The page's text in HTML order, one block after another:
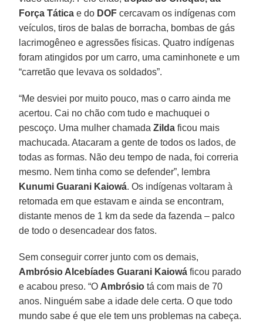
Força Tática e do DOF cercavam os indígenas com
veículos, tiros de balas de borracha, bombas de gás
lacrimogêneo e agressões físicas. Quatro indígenas
foram atingidos por um carro, uma caminhonete e um
“carretão que levava os soldados”.
“Me desviei por muito pouco, mas o carro ainda me
acertou. Cai no chão com tudo e machuquei o
pescoço. Uma mulher chamadaZilda ficou mais
machucada. Atacaram a gente de todos os lados, de
todas as formas. Não deu tempo de nada, foi correria
mesmo. Nem tinha como se defender”, lembra
Kunumi Guarani Kaiowá. Os indígenas voltaram à
retomada em que estavam e ainda se encontram,
distante menos de 1 km da sede da fazenda – palco
de todo o desencadear dos fatos.
Sem conseguir correr junto com os demais,
Ambrósio Alcebíades Guarani Kaiowá ficou parado
e acabou preso. “O Ambrósio tá com mais de 70
anos. Ninguém sabe a idade dele certa. O que todo
mundo sabe é que ele tem uns problemas na cabeça.